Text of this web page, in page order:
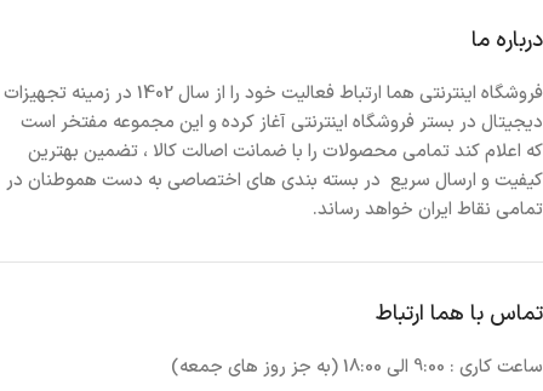
درباره ما
فروشگاه اینترنتی هما ارتباط فعالیت خود را از سال 1402 در زمینه تجهیزات
دیجیتال در بستر فروشگاه اینترنتی آغاز کرده و این مجموعه مفتخر است
که اعلام کند تمامی محصولات را با ضمانت اصالت کالا ، تضمین بهترین
کیفیت و ارسال سریع در بسته بندی های اختصاصی به دست هموطنان در
تمامی نقاط ایران خواهد رساند.
تماس با هما ارتباط
ساعت کاری : 9:00 الی 18:00 (به جز روز های جمعه)